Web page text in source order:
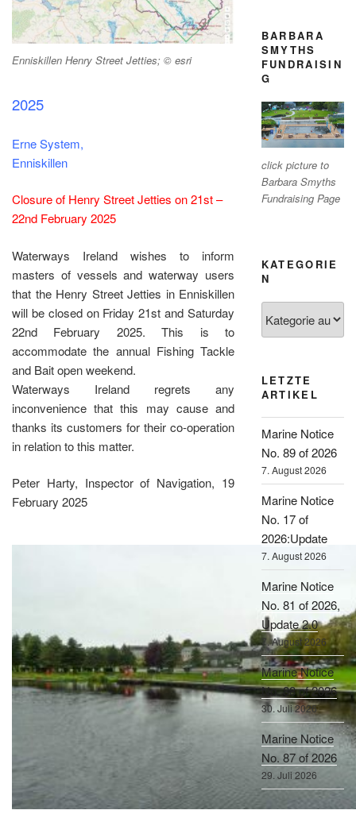
Enniskillen Henry Street Jetties; © esri
2025
Erne System,
Enniskillen
Closure of Henry Street Jetties on 21st –
22nd February 2025
Waterways Ireland wishes to inform
masters of vessels and waterway users
that the Henry Street Jetties in Enniskillen
will be closed on Friday 21st and Saturday
22nd February 2025. This is to
accommodate the annual Fishing Tackle
and Bait open weekend.
Waterways Ireland regrets any
inconvenience that this may cause and
thanks its customers for their co-operation
in relation to this matter.
Peter Harty, Inspector of Navigation, 19
February 2025
BARBARA
SMYTHS
FUNDRAISIN
G
click picture to
Barbara Smyths
Fundraising Page
KATEGORIE
N
LETZTE
ARTIKEL
Marine Notice
No. 89 of 2026
7. August 2026
Marine Notice
No. 17 of
2026:Update
7. August 2026
Marine Notice
No. 81 of 2026,
Update 2.0
7. August 2026
Marine Notice
No. 88 of 2026
30. Juli 2026
Marine Notice
No. 87 of 2026
29. Juli 2026